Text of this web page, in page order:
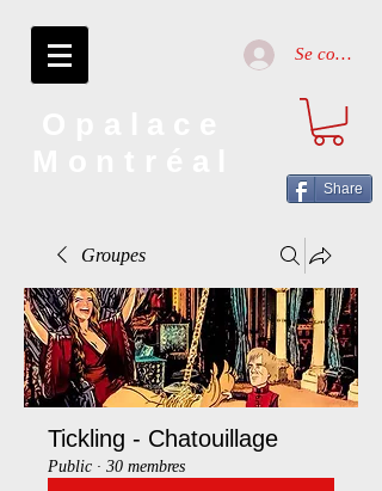
Se connecter
Share
Groupes
Tickling - Chatouillage
Public · 30 membres